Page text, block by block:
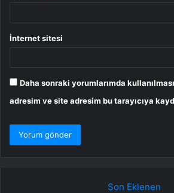
İnternet sitesi
Daha sonraki yorumlarımda
adresim ve site adresim bu tarayıcıya
Son Eklenen